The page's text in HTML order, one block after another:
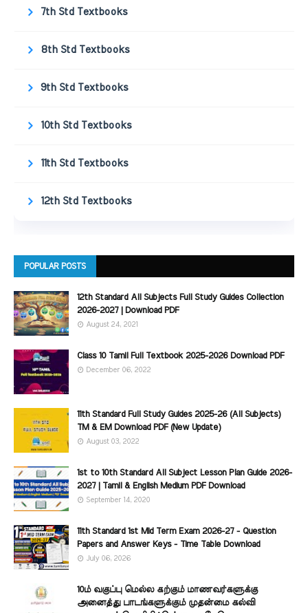
7th Std Textbooks
8th Std Textbooks
9th Std Textbooks
10th Std Textbooks
11th Std Textbooks
12th Std Textbooks
POPULAR POSTS
12th Standard All Subjects Full Study Guides Collection
2026-2027 | Download PDF
August 24, 2021
Class 10 Tamil Full Textbook 2025-2026 Download PDF
December 06, 2022
11th Standard Full Study Guides 2025-26 (All Subjects)
TM & EM Download PDF (New Update)
August 03, 2022
1st to 10th Standard All Subject Lesson Plan Guide 2026-
2027 | Tamil & English Medium PDF Download
September 14, 2020
11th Standard 1st Mid Term Exam 2026-27 - Question
Papers and Answer Keys - Time Table Download
July 06, 2026
10ம் வகுப்பு மெல்ல கற்கும் மாணவர்களுக்கு
அனைத்து பாடங்களுக்கும் முதன்மை கல்வி